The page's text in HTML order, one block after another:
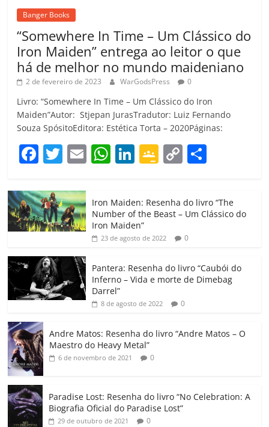
Banger Books
“Somewhere In Time – Um Clássico do
Iron Maiden” entrega ao leitor o que
há de melhor no mundo maideniano
2 de fevereiro de 2023 WarGodsPress 0
Livro: “Somewhere In Time – Um Clássico do Iron
Maiden”Autor: Stjepan JurasTradutor: Luiz Fernando
Souza SpósitoEditora: Estética Torta – 2020Páginas:
F
c
e
b
o
o
k
T
itt
er
E W
at
s
A
p
Li
e
dI
G
gl
e
Cl
a
ss
ro
o
C
p
y
Li
k
m
p
h
ar
Iron Maiden: Resenha do livro “The
Number of the Beast – Um Clássico do
Iron Maiden”
23 de agosto de 2022 0
Pantera: Resenha do livro “Caubói do
Inferno – Vida e morte de Dimebag
Darrel”
8 de agosto de 2022 0
Andre Matos: Resenha do livro “Andre Matos – O
Maestro do Heavy Metal”
6 de novembro de 2021 0
Paradise Lost: Resenha do livro “No Celebration: A
Biografia Oficial do Paradise Lost”
29 de outubro de 2021 0